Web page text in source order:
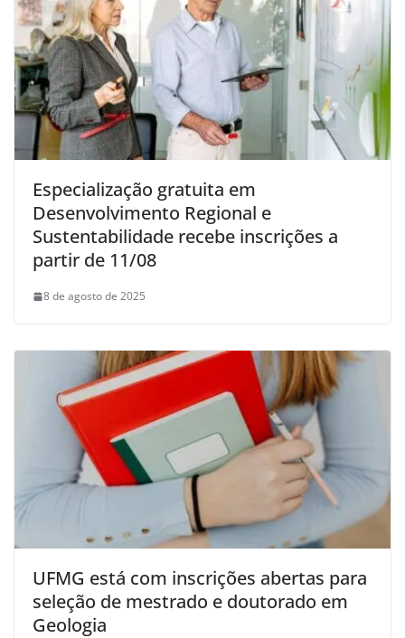
Especialização gratuita em
Desenvolvimento Regional e
Sustentabilidade recebe inscrições a
partir de 11/08
8 de agosto de 2025
UFMG está com inscrições abertas para
seleção de mestrado e doutorado em
Geologia